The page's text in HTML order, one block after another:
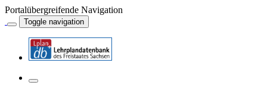
Portalübergreifende Navigation
Toggle navigation